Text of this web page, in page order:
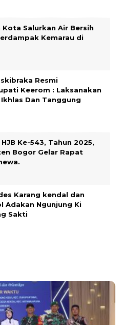
Salurkan Air Bersih
Kemarau di
Resmi
Keerom : Laksanakan
Dan Tanggung
Ke-543, Tahun 2025,
Bogor Gelar Rapat
Karang kendal dan
Adakan Ngunjung Ki
Sakti